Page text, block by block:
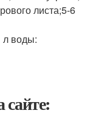
листа;5-6
л воды:
сайте: